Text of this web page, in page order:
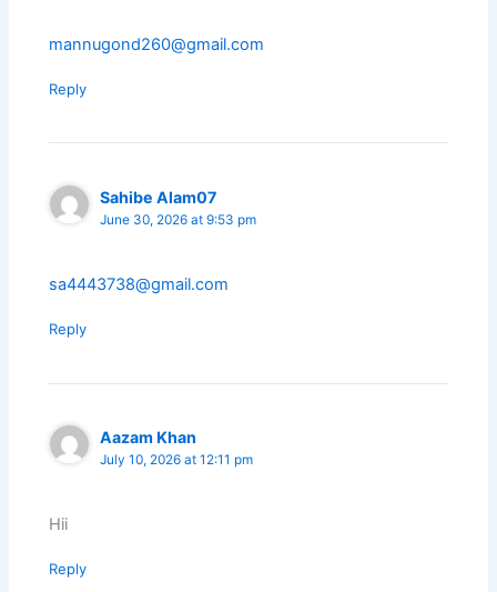
mannugond260@gmail.com
Reply
Sahibe Alam07
June 30, 2026 at 9:53 pm
sa4443738@gmail.com
Reply
Aazam Khan
July 10, 2026 at 12:11 pm
Hii
Reply